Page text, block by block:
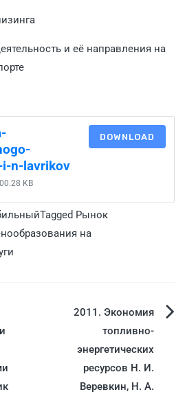
и её направления на
n-lavrikov
KB
DOWNLOAD
Tagged Рынок
на
2011. Экономия
топливно-
энергетических
ресурсов Н. И.
Веревкин, Н. А.